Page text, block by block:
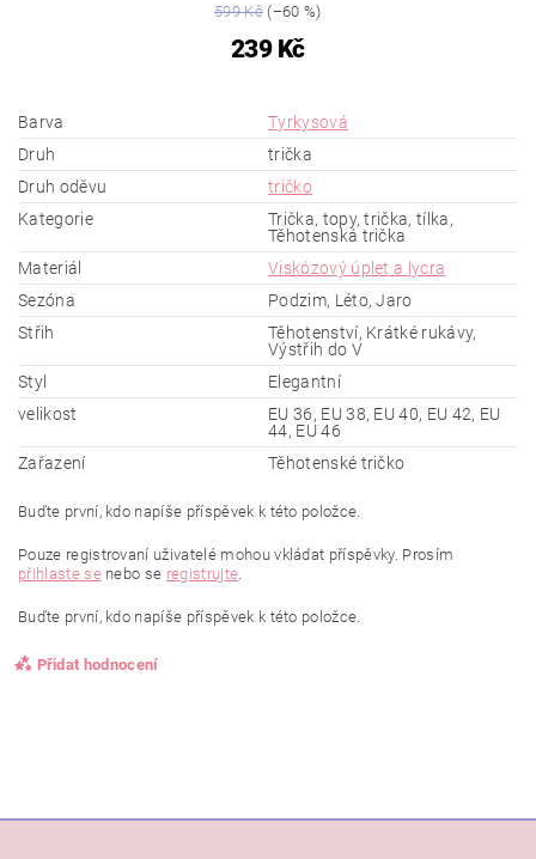
599 Kč(–60 %)
239 Kč
Barva
Tyrkysová
Druh
trička
Druh oděvu
tričko
Kategorie
Trička, topy, trička, tílka,
Těhotenská trička
Materiál
Viskózový úplet a lycra
Sezóna
Podzim, Léto, Jaro
Střih
Těhotenství, Krátké rukávy,
Výstřih do V
Styl
Elegantní
velikost
EU 36, EU 38, EU 40, EU 42, EU
44, EU 46
Zařazení
Těhotenské tričko
Buďte první, kdo napíše příspěvek k této položce.
Pouze registrovaní uživatelé mohou vkládat příspěvky. Prosím
přihlaste senebo se registrujte
Buďte první, kdo napíše příspěvek k této položce.
Přidat hodnocení